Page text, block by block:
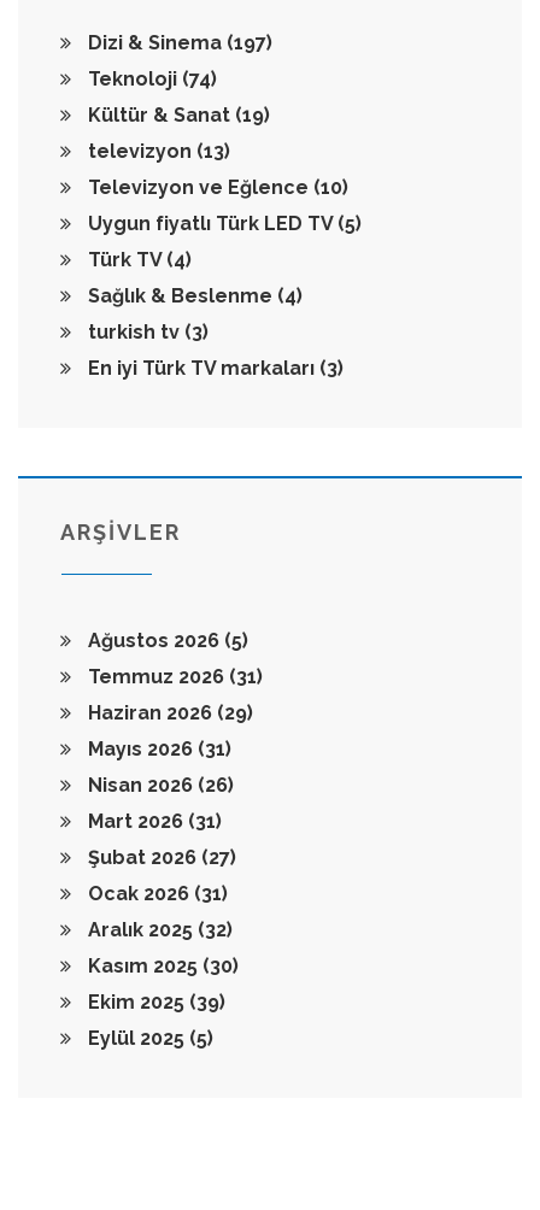
Dizi & Sinema (197)
Teknoloji (74)
Kültür & Sanat (19)
televizyon (13)
Televizyon ve Eğlence (10)
Uygun fiyatlı Türk LED TV (5)
Türk TV (4)
Sağlık & Beslenme (4)
turkish tv (3)
En iyi Türk TV markaları (3)
ARŞİVLER
Ağustos 2026 (5)
Temmuz 2026 (31)
Haziran 2026 (29)
Mayıs 2026 (31)
Nisan 2026 (26)
Mart 2026 (31)
Şubat 2026 (27)
Ocak 2026 (31)
Aralık 2025 (32)
Kasım 2025 (30)
Ekim 2025 (39)
Eylül 2025 (5)